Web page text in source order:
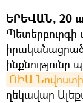
ԵՐԵՎԱՆ, 20
Պետերբուրգի
ինքնությունը
ՌԻԱ
ղեկավար